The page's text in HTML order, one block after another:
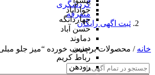
جوادآباد
چهاردانگه
حسن آباد
دماوند
دیزین
رباط کریم
رودهن
گردشگری
متفرقه
ثبت اگهی رایگان
خانه / محصولات برچسب خورده “میز جلو